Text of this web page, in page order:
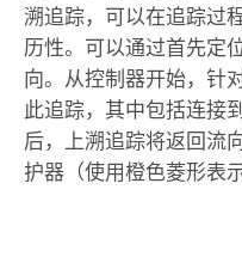
溯追踪，可以在追踪过
历性。可以通过首先定
向。从控制器开始，针
此追踪，其中包括连接
后，上溯追踪将返回流
护器（使用橙色菱形表